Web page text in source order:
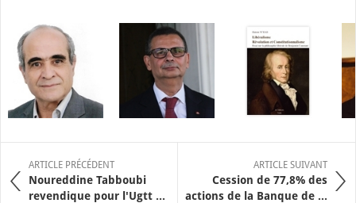
ARTICLE PRÉCÉDENT
Noureddine Tabboubi
revendique pour l'Ugtt ...
ARTICLE SUIVANT
Cession de 77,8% des
actions de la Banque de ...